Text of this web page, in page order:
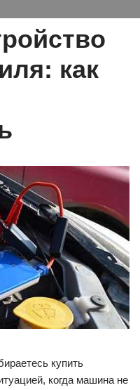
как
купить
когда машина не